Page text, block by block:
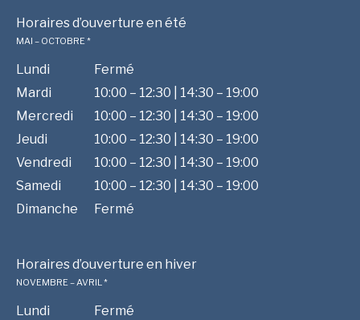
Horaires d’ouverture en été
MAI – OCTOBRE *
Lundi
Mardi
Mercredi
Jeudi
Vendredi
Samedi
Dimanche
Fermé
10:00 – 12:30 | 14:30 – 19:00
10:00 – 12:30 | 14:30 – 19:00
10:00 – 12:30 | 14:30 – 19:00
10:00 – 12:30 | 14:30 – 19:00
10:00 – 12:30 | 14:30 – 19:00
Fermé
Horaires d’ouverture en hiver
NOVEMBRE – AVRIL *
Lundi
Fermé